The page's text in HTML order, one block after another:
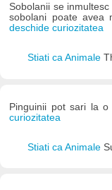
Sobolanii se
sobolani poate avea
deschide curiozitatea
Stiati ca Animale
Pinguinii pot sari la
curiozitatea
Stiati ca Animale